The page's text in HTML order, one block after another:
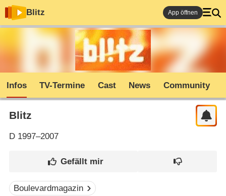
Blitz App öffnen
Infos TV-Termine Cast News Community
Blitz
D1997–2007
Boulevardmagazin